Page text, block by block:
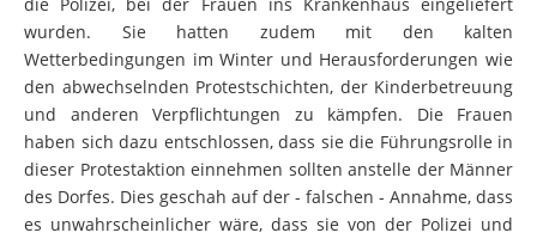
wurden. Sie hatten zudem mit den kalten
Wetterbedingungen im Winter und Herausforderungen wie
den abwechselnden Protestschichten, der Kinderbetreuung
und anderen Verpflichtungen zu kämpfen. Die Frauen
haben sich dazu entschlossen, dass sie die Führungsrolle in
dieser Protestaktion einnehmen sollten anstelle der Männer
des Dorfes. Dies geschah auf der - falschen - Annahme, dass
es unwahrscheinlicher wäre, dass sie von der Polizei und